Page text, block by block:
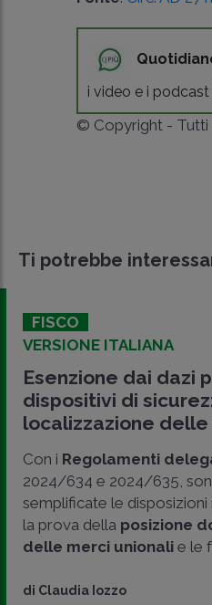
i video e i
© Copyright - Tutti
Ti potrebbe
FISCO
VERSIONE ITALIANA
Esenzione dai dazi
dispositivi di
localizzazione delle
Con i Regolamenti
2024/634 e 2024/635,
semplificate le disposizioni
la prova della posizione
delle merci unionali e le
di Claudia Iozzo